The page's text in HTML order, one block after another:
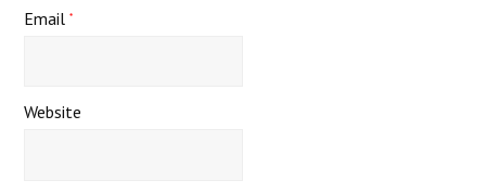
Email*
Website